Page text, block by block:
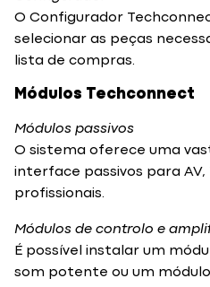
O Configurador
selecionar as peças
lista de compras.
Módulos Techconnect
Módulos passivos
O sistema oferece uma
interface passivos para AV,
profissionais.
Módulos de controlo e
É possível instalar um
som potente ou um